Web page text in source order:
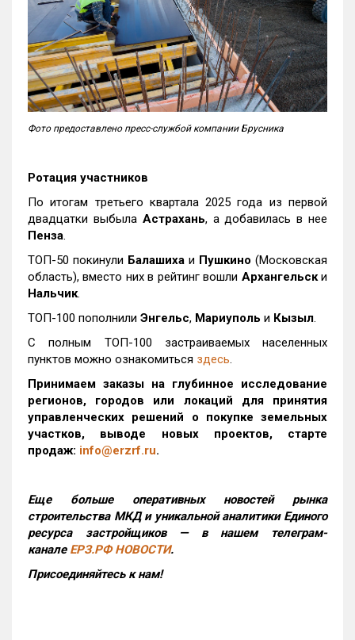
Фото предоставлено пресс-службой компании Брусника
Ротация участников
По итогам третьего квартала 2025 года из первой
двадцатки выбыла Астрахань, а добавилась в нее
Пенза.
ТОП-50 покинули Балашиха и Пушкино (Московская
область), вместо них в рейтинг вошли Архангельски
Нальчик.
ТОП-100 пополнили Энгельс, Мариуполь и Кызыл.
С полным ТОП-100 застраиваемых населенных
пунктов можно ознакомиться здесь.
Принимаем заказы на глубинное исследование
регионов, городов или локаций для принятия
управленческих решений о покупке земельных
участков, выводе новых проектов, старте
продаж: info@erzrf.ru.
Еще больше оперативных новостей рынка
строительства МКД и уникальной аналитики Единого
ресурса застройщиков — в нашем телеграм-
канале ЕРЗ.РФ НОВОСТИ.
Присоединяйтесь к нам!